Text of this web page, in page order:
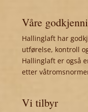
Våre
Hallinglaft har
utførelse, kontroll og
Hallinglaft er også
etter
Vi tilbyr